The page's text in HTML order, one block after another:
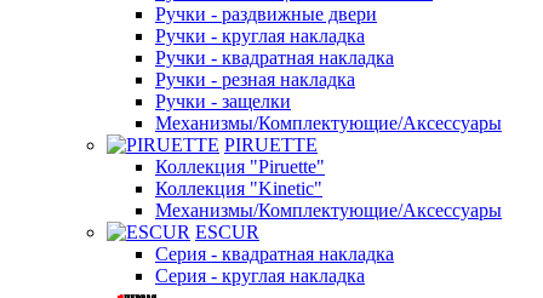
Ручки - раздвижные двери
Ручки - круглая накладка
Ручки - квадратная накладка
Ручки - резная накладка
Ручки - защелки
Механизмы/Комплектующие/Аксессуары
PIRUETTE
Коллекция "Piruette"
Коллекция "Kinetic"
Механизмы/Комплектующие/Аксессуары
ESCUR
Серия - квадратная накладка
Серия - круглая накладка